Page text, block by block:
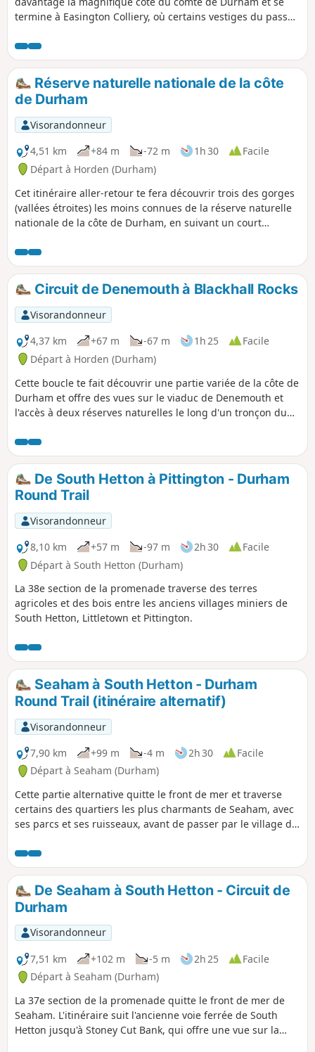
termine à Easington Colliery, où certains vestiges du passé
détour, mais elle était autrefois le site de décharge des
déchets de la mine. Une cage d'extraction est visible dans la
réserve naturelle et l'ancien bureau de paiement est
aujourd'hui un café.
Réserve naturelle nationale de la côte
de Durham
Visorandonneur
4,51 km
+84 m -72 m 1h 30
Facile
Départ à Horden (Durham)
Cet itinéraire aller-retour te fera découvrir trois des gorges
(vallées étroites) les moins connues de la réserve naturelle
nationale de la côte de Durham, en suivant un court
Path qui offre une vue imprenable sur la côte.
Circuit de Denemouth à Blackhall Rocks
Visorandonneur
4,37 km
+67 m -67 m 1h 25
Facile
Départ à Horden (Durham)
Cette boucle te fait découvrir une partie variée de la côte de
Durham et offre des vues sur le viaduc de Denemouth et
l'accès à deux réserves naturelles le long d'un tronçon du
De South Hetton à Pittington - Durham
Round Trail
Visorandonneur
8,10 km
+57 m -97 m 2h 30
Facile
Départ à South Hetton (Durham)
La 38e section de la promenade traverse des terres
agricoles et des bois entre les anciens villages miniers de
South Hetton, Littletown et Pittington.
Seaham à South Hetton - Durham
Round Trail (itinéraire alternatif)
Visorandonneur
7,90 km
+99 m -4 m 2h 30
Facile
Départ à Seaham (Durham)
Cette partie alternative quitte le front de mer et traverse
certains des quartiers les plus charmants de Seaham, avec
ses parcs et ses ruisseaux, avant de passer par le village de
qui te permet d'explorer ses boutiques, ses restaurants et
ses sentiers avant de rejoindre l'itinéraire initial.
De Seaham à South Hetton - Circuit de
Durham
Visorandonneur
7,51 km
+102 m -5 m 2h 25
Facile
Départ à Seaham (Durham)
La 37e section de la promenade quitte le front de mer de
Seaham. L'itinéraire suit l'ancienne voie ferrée de South
Hetton jusqu'à Stoney Cut Bank, qui offre une vue sur la